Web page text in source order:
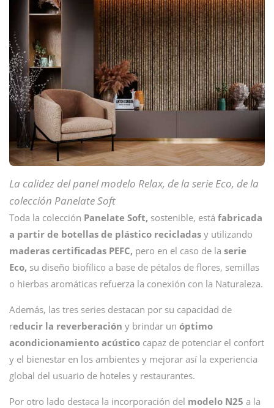
La calidez del panel modelo Relax, de la serie Eco, de la
colección Panelate Soft
Toda la colección Panelate Soft, sostenible, está fabricada
a partir de botellas de plástico recicladas y utilizando
maderas certificadas PEFC, pero en el caso de la serie
Eco, su diseño biofílico a base de pétalos de flores, semillas
o hierbas aromáticas refuerza la conexión con la Naturaleza.
Además, las tres series destacan por su capacidad de
reducir la reverberación y brindar un óptimo
acondicionamiento acústico capaz de potenciar el confort
y el bienestar en los ambientes y mejorar así la experiencia
global del usuario de hoteles y restaurantes.
Por otro lado destaca la incorporación del modelo N25 a la